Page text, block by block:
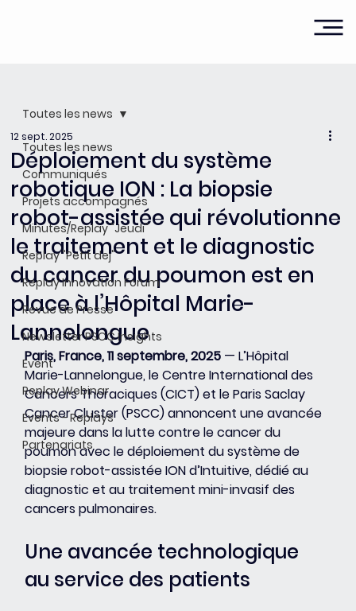
Toutes les news
Communiqués
Projets accompagnés
Minutes/Replay "Jeudi"
Replay "Petit dej"
Replay Innovation Forum
Revue de Presse
Newsletter PSCC Insights
Event
Replay Webinar
Events - Replays
Partenariats
Toutes les news
Déploiement du système
robotique ION : La biopsie
robot-assistée qui révolutionne
le traitement et le diagnostic
du cancer du poumon est en
place à l’Hôpital Marie-
Lannelongue
12 sept. 2025
Paris, France, 11 septembre, 2025 — L’Hôpital
Marie-Lannelongue, le Centre International des
Cancers Thoraciques (CICT) et le Paris Saclay
Cancer Cluster (PSCC) annoncent une avancée
majeure dans la lutte contre le cancer du
poumon avec le déploiement du système de
biopsie robot-assistée ION d’Intuitive, dédié au
diagnostic et au traitement mini-invasif des
cancers pulmonaires.
Une avancée technologique
au service des patients